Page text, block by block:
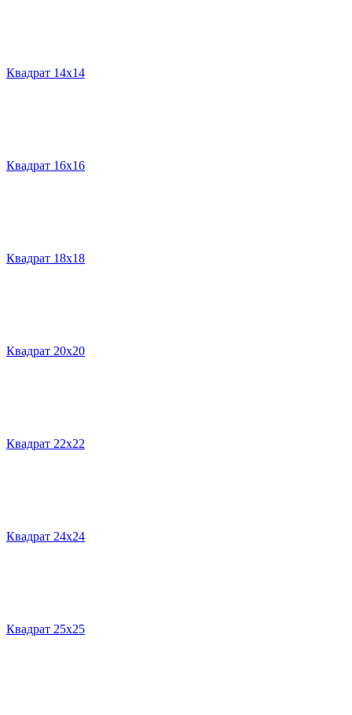
Квадрат 14х14
Квадрат 16х16
Квадрат 18х18
Квадрат 20х20
Квадрат 22х22
Квадрат 24х24
Квадрат 25х25